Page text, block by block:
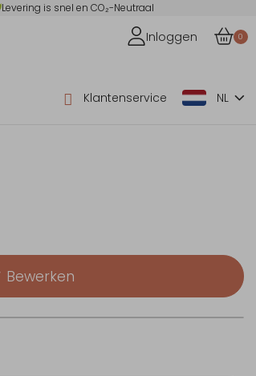
Levering is snel en CO₂-Neutraal
Inloggen 0
Klantenservice NL
Bewerken